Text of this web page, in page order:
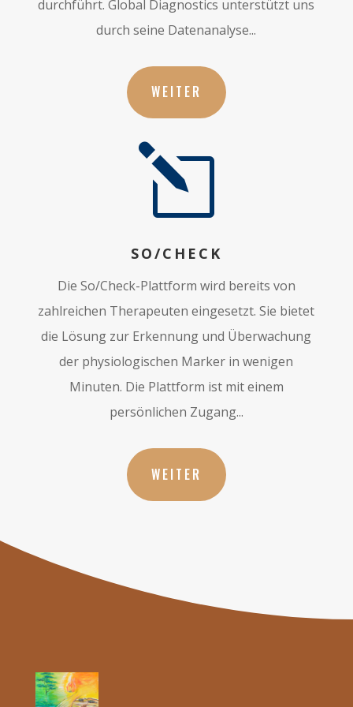
durchführt. Global Diagnostics unterstützt uns
durch seine Datenanalyse...
WEITER
l
SO/CHECK
Die So/Check-Plattform wird bereits von
zahlreichen Therapeuten eingesetzt. Sie bietet
die Lösung zur Erkennung und Überwachung
der physiologischen Marker in wenigen
Minuten. Die Plattform ist mit einem
persönlichen Zugang...
WEITER